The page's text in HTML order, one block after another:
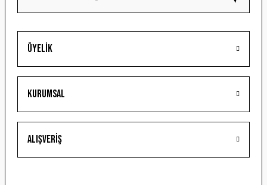
Gönder
Üyelik
Kurumsal
Alışveriş